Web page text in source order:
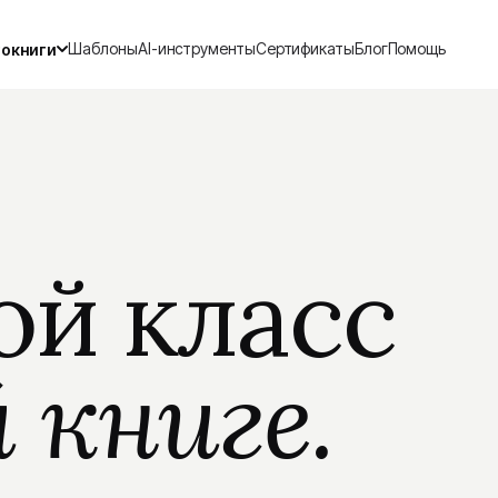
На годовщину свадьбы
Премиум-обложка
Layflat
Разворот без сгиба
ШаблоныAI-инструментыСертификатыБлогПомощь
класс
книге.